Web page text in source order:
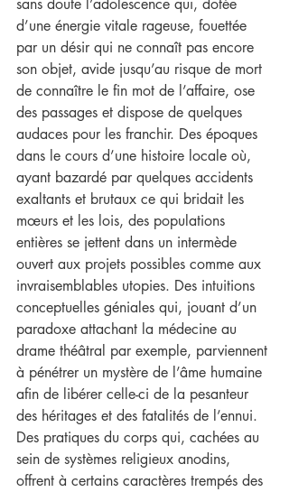
sans doute l’adolescence qui, dotée
d’une énergie vitale rageuse, fouettée
par un désir qui ne connaît pas encore
son objet, avide jusqu’au risque de mort
de connaître le fin mot de l’affaire, ose
des passages et dispose de quelques
audaces pour les franchir. Des époques
dans le cours d’une histoire locale où,
ayant bazardé par quelques accidents
exaltants et brutaux ce qui bridait les
mœurs et les lois, des populations
entières se jettent dans un intermède
ouvert aux projets possibles comme aux
invraisemblables utopies. Des intuitions
conceptuelles géniales qui, jouant d’un
paradoxe attachant la médecine au
drame théâtral par exemple, parviennent
à pénétrer un mystère de l’âme humaine
afin de libérer celle-ci de la pesanteur
des héritages et des fatalités de l’ennui.
Des pratiques du corps qui, cachées au
sein de systèmes religieux anodins,
offrent à certains caractères trempés des